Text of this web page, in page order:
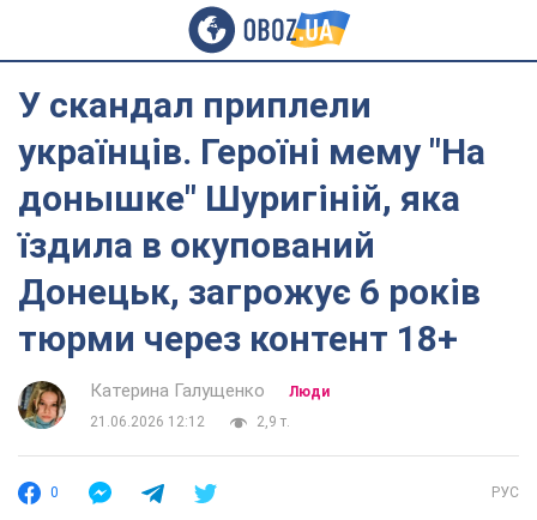
У скандал приплели
українців. Героїні мему "На
донышке" Шуригіній, яка
їздила в окупований
Донецьк, загрожує 6 років
тюрми через контент 18+
Катерина Галущенко
Люди
21.06.2026 12:12
2,9 т.
0 РУС